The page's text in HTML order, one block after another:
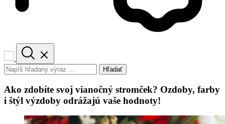
Hľadať
Ako zdobíte svoj vianočný stromček? Ozdoby, farby
i štýl výzdoby odrážajú vaše hodnoty!